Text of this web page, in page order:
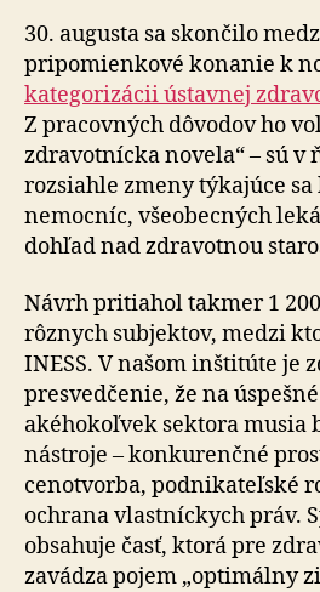
30. augusta sa skončilo
pripomienkové konanie k
kategorizácii ústavnej
Z pracovných dôvodov ho
zdravotnícka novela“ – sú v
rozsiahle zmeny týkajúce
nemocníc, všeobecných
dohľad nad zdravotnou
Návrh pritiahol takmer 1
rôznych subjektov, medzi
INESS. V našom inštitúte je
presvedčenie, že na
akéhokoľvek sektora musia
nástroje – konkurenčné
cenotvorba, podnikateľské
ochrana vlastníckych práv.
obsahuje časť, ktorá pre
zavádza pojem „optimálny